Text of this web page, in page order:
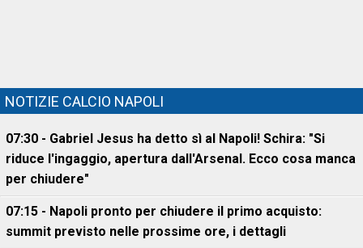
NOTIZIE CALCIO NAPOLI
07:30 - Gabriel Jesus ha detto sì al Napoli! Schira: "Si
riduce l'ingaggio, apertura dall'Arsenal. Ecco cosa manca
per chiudere"
07:15 - Napoli pronto per chiudere il primo acquisto:
summit previsto nelle prossime ore, i dettagli